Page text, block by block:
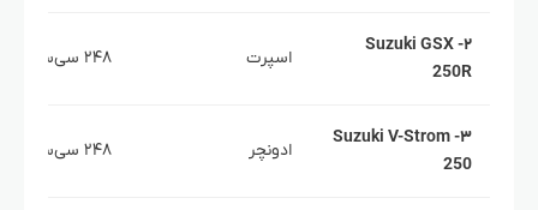
۲- Suzuki GSX
250R
اسپرت ۲۴۸ سی‌سی
۳- Suzuki V-Strom
250
ادونچر ۲۴۸ سی‌سی